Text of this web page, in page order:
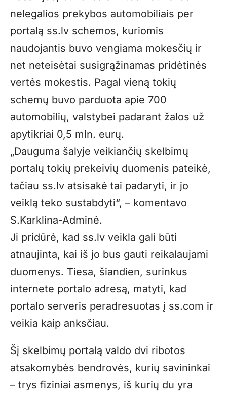
nelegalios prekybos automobiliais per
portalą ss.lv schemos, kuriomis
naudojantis buvo vengiama mokesčių ir
net neteisėtai susigrąžinamas pridėtinės
vertės mokestis. Pagal vieną tokių
schemų buvo parduota apie 700
automobilių, valstybei padarant žalos už
apytikriai 0,5 mln. eurų.
„Dauguma šalyje veikiančių skelbimų
portalų tokių prekeivių duomenis pateikė,
tačiau ss.lv atsisakė tai padaryti, ir jo
veiklą teko sustabdyti“, – komentavo
S.Karklina-Adminė.
Ji pridūrė, kad ss.lv veikla gali būti
atnaujinta, kai iš jo bus gauti reikalaujami
duomenys. Tiesa, šiandien, surinkus
internete portalo adresą, matyti, kad
portalo serveris peradresuotas į ss.com ir
veikia kaip anksčiau.
Šį skelbimų portalą valdo dvi ribotos
atsakomybės bendrovės, kurių savininkai
– trys fiziniai asmenys, iš kurių du yra